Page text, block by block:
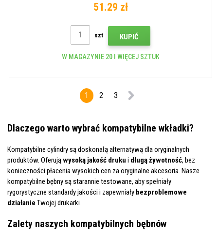
51.29 zł
szt KUPIĆ
W MAGAZYNIE 20 I WIĘCEJ SZTUK
1 2 3
Dlaczego warto wybrać kompatybilne wkładki?
Kompatybilne cylindry są doskonałą alternatywą dla oryginalnych
produktów. Oferująwysoką jakość druku i długą żywotność, bez
konieczności płacenia wysokich cen za oryginalne akcesoria. Nasze
kompatybilne bębny są starannie testowane, aby spełniały
rygorystyczne standardy jakości i zapewniały bezproblemowe
działanie Twojej drukarki.
Zalety naszych kompatybilnych bębnów